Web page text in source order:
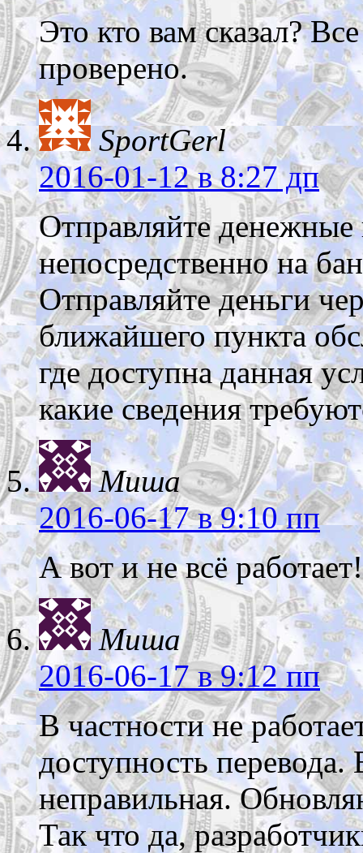
Это кто вам сказал?
проверено.
SportGerl
2016-01-12в 8:27 дп
Отправляйте
непосредственно на
Отправляйте деньги
ближайшего пункта
где доступна данная
какие сведения
Миша
2016-06-17в 9:10 пп
А вот и не всё работает!
Миша
2016-06-17в 9:12 пп
В частности не
доступность
неправильная.
Так что да,